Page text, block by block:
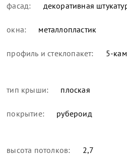
фасад: декоративная
окна: металлопластик
профиль и стеклопакет: 5-
тип крыши: плоская
покрытие: рубероид
высота потолков: 2,7